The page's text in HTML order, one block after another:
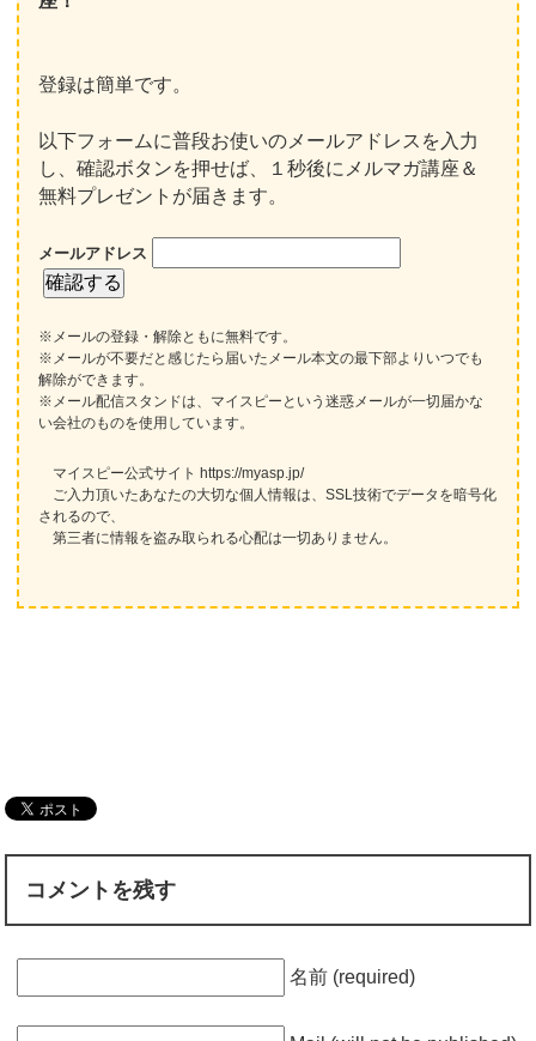
登録は簡単です。
以下フォームに普段お使いのメールアドレスを入力
し、確認ボタンを押せば、１秒後にメルマガ講座＆
無料プレゼントが届きます。
メールアドレス
※メールの登録・解除ともに無料です。
※メールが不要だと感じたら届いたメール本文の最下部よりいつでも
解除ができます。
※メール配信スタンドは、マイスピーという迷惑メールが一切届かな
い会社のものを使用しています。
マイスピー公式サイト https://myasp.jp/
ご入力頂いたあなたの大切な個人情報は、SSL技術でデータを暗号化
されるので、
第三者に情報を盗み取られる心配は一切ありません。
コメントを残す
名前 (required)